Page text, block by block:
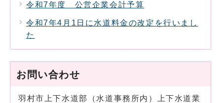
令和7年度 公営企業会計予算
令和7年4月1日に水道料金の改定を行いまし
た
お問い合わせ
羽村市上下水道部（水道事務所内）上下水道業